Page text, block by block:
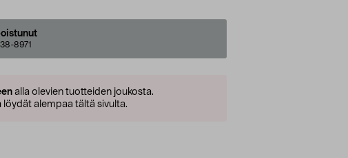
38-8971
alla olevien tuotteiden joukosta.
alempaa tältä sivulta.